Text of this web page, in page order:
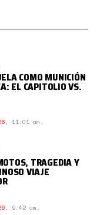
COMO MUNICIÓN
EL CAPITOLIO VS.
, 11:01 am.
TRAGEDIA Y
VIAJE
, 9:42 am.